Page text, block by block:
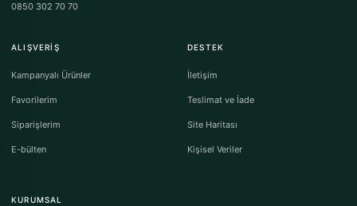
0850 302 70 70
ALIŞVERIŞ
Kampanyalı Ürünler
Favorilerim
Siparişlerim
E-bülten
DESTEK
İletişim
Teslimat ve İade
Site Haritası
Kişisel Veriler
KURUMSAL